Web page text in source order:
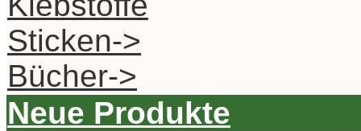
Sticken->
Bücher->
Neue Produkte